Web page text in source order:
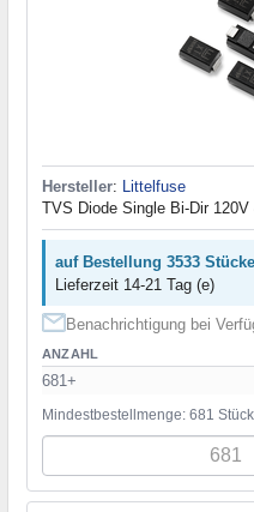
Hersteller:
Littelfuse
TVS Diode Single Bi-Dir
auf Bestellung 3533
Lieferzeit 14-21 Tag (e)
Benachrichtigung bei
ANZAHL
681+
Mindestbestellmenge: 681